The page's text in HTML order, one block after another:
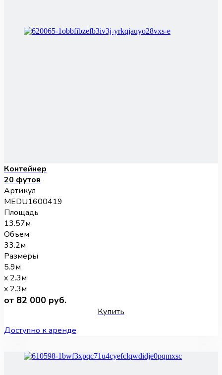
Контейнер
20 футов
Артикул
MEDU1600419
Площадь
13.57м
Объем
33.2м
Размеры
5.9м
x 2.3м
x 2.3м
от 82 000 руб.
Купить
Доступно к аренде